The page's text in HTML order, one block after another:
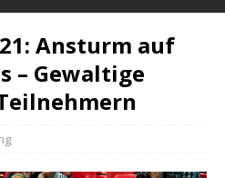
Ansturm auf
– Gewaltige